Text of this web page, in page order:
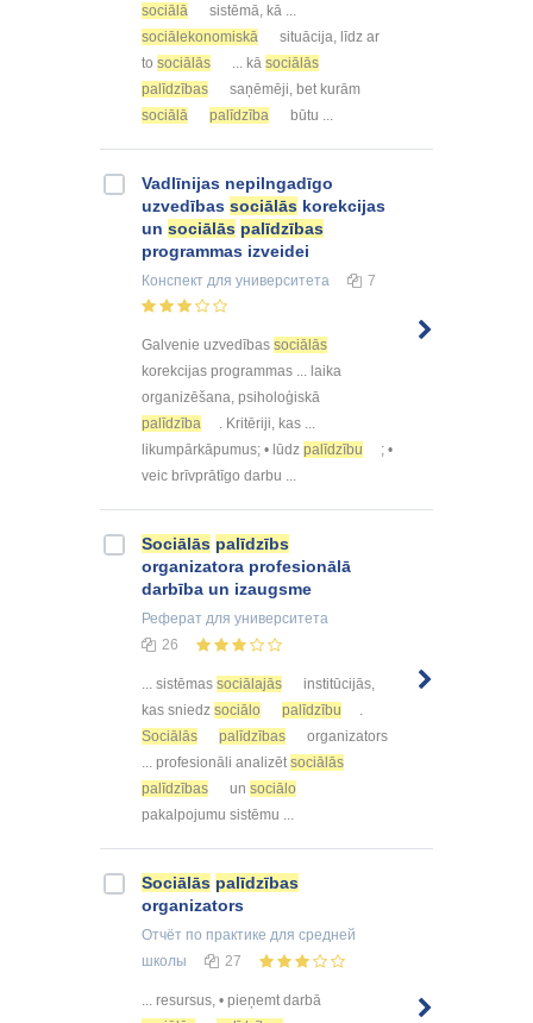
sociālā
sistēmā, kā ...
sociālekonomiskā
situācija, līdz ar
to sociālās ... kā sociālās
palīdzības
saņēmēji, bet kurām
sociālā
palīdzība būtu ...
Vadlīnijas nepilngadīgo
uzvedības sociālās korekcijas
un sociālās palīdzības
programmas izveidei
Конспект для университета 7
Galvenie uzvedības sociālās
korekcijas programmas ... laika
organizēšana, psiholoģiskā
palīdzība
. Kritēriji, kas ...
likumpārkāpumus; • lūdz palīdzību
; •
veic brīvprātīgo darbu ...
Sociālās palīdzībs
organizatora profesionālā
darbība un izaugsme
Реферат для университета
26
... sistēmas sociālajās
institūcijās,
kas sniedz sociālo palīdzību
.
Sociālās
palīdzības
organizators
... profesionāli analizētsociālās
palīdzības
un sociālo
pakalpojumu sistēmu ...
Sociālās palīdzības
organizators
Отчёт по практике для средней
школы
27
... resursus, • pieņemt darbā